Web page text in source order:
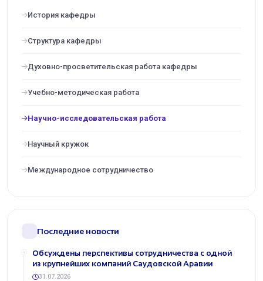
История кафедры
Структура кафедры
Духовно-просветительская работа кафедры
Учебно-методическая работа
Научно-исследовательская работа
Научный кружок
Международное сотрудничество
Последние новости
Обсуждены перспективы сотрудничества с одной
из крупнейших компаний Саудовской Аравии
31.07.2026